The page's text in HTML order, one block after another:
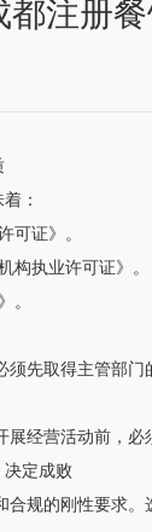
都注册
：
可证》。
构执业许可证》。
。
先取得主管部
经营活动前，
决定成败
规的刚性要求。